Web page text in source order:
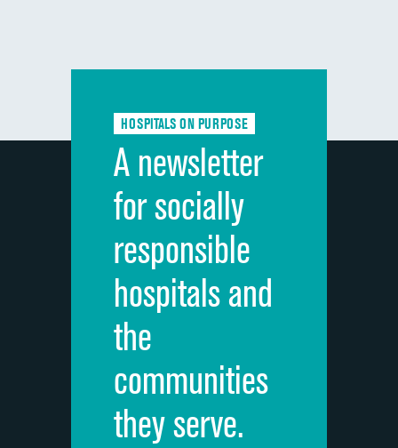
HOSPITALS ON PURPOSE
A newsletter
for socially
responsible
hospitals and
the
communities
they serve.